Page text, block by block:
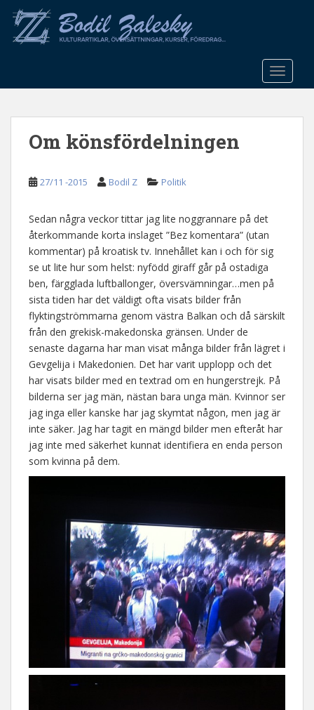
o
Om könsfördelningen
27/11 -2015 Bodil Z Politik
Sedan några veckor tittar jag lite noggrannare på det
återkommande korta inslaget ”Bez komentara” (utan
kommentar) på kroatisk tv. Innehållet kan i och för sig
se ut lite hur som helst: nyfödd giraff går på ostadiga
ben, färgglada luftballonger, översvämningar…men på
sista tiden har det väldigt ofta visats bilder från
flyktingströmmarna genom västra Balkan och då särskilt
från den grekisk-makedonska gränsen. Under de
senaste dagarna har man visat många bilder från lägret i
Gevgelija i Makedonien. Det har varit upplopp och det
har visats bilder med en textrad om en hungerstrejk. På
bilderna ser jag män, nästan bara unga män. Kvinnor ser
jag inga eller kanske har jag skymtat någon, men jag är
inte säker. Jag har tagit en mängd bilder men efteråt har
jag inte med säkerhet kunnat identifiera en enda person
som kvinna på dem.